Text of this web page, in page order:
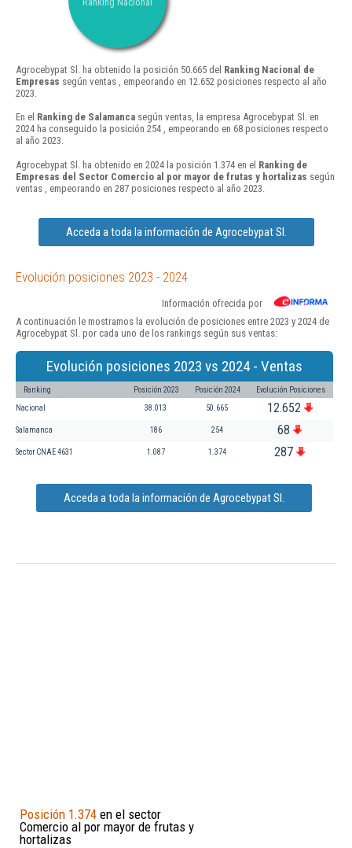
Agrocebypat Sl. ha obtenido la posición 50.665 del Ranking Nacional de
Empresas según ventas , empeorando en 12.652 posiciones respecto al año
2023.
En el Ranking de Salamanca según ventas, la empresa Agrocebypat Sl. en
2024 ha conseguido la posición 254 , empeorando en 68 posiciones respecto
al año 2023.
Agrocebypat Sl. ha obtenido en 2024 la posición 1.374 en el Ranking de
Empresas del Sector Comercio al por mayor de frutas y hortalizas según
ventas , empeorando en 287 posiciones respecto al año 2023.
Acceda a toda la información de Agrocebypat Sl.
Evolución posiciones 2023 - 2024
Información ofrecida por
A continuación le mostramos la evolución de posiciones entre 2023 y 2024 de
Agrocebypat Sl. por cada uno de los rankings según sus ventas:
Evolución posiciones 2023 vs 2024 - Ventas
Ranking Posición 2023 Posición 2024 Evolución Posiciones
Nacional 38.013 50.665 12.652
Salamanca 186 254 68
Sector CNAE 4631 1.087 1.374 287
Acceda a toda la información de Agrocebypat Sl.
Posición 1.374 en el sector
Comercio al por mayor de frutas y
hortalizas